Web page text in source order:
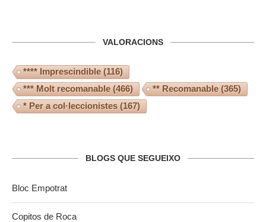
VALORACIONS
**** Imprescindible(116)
*** Molt recomanable(466) ** Recomanable(365)
* Per a col·leccionistes (167)
BLOGS QUE SEGUEIXO
Bloc Empotrat
Copitos de Roca